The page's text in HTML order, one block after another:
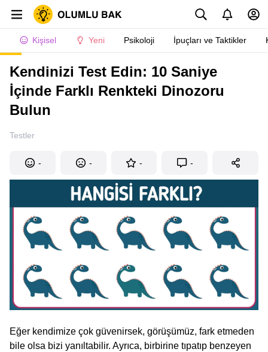
Kişisel Yeni Psikoloji İpuçları ve Taktikler
Kendinizi Test Edin: 10 Saniye
İçinde Farklı Renkteki Dinozoru
Bulun
Testler
- - - -
Eğer kendimize çok güvenirsek, görüşümüz, fark etmeden
bile olsa bizi yanıltabilir. Ayrıca, birbirine tıpatıp benzeyen